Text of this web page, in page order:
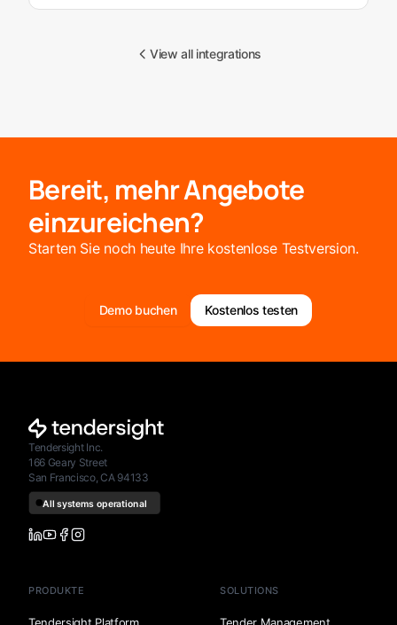
View all integrations
Bereit, mehr Angebote
einzureichen?
Starten Sie noch heute Ihre kostenlose Testversion.
Demo buchen Kostenlos testen
Tendersight Inc.
166 Geary Street
San Francisco, CA 94133
PRODUKTE SOLUTIONS